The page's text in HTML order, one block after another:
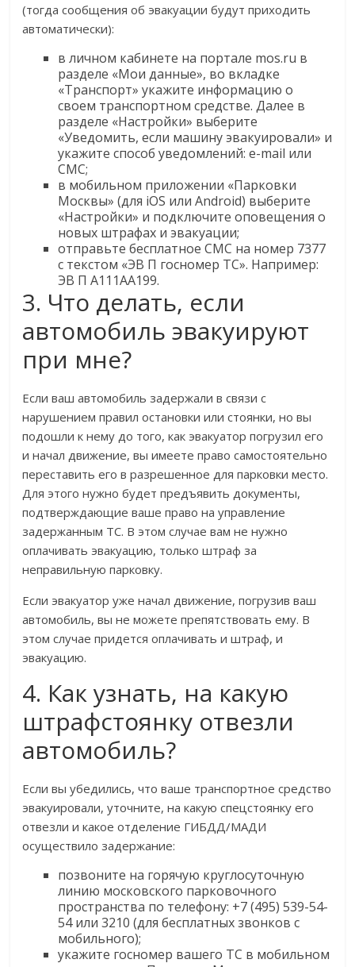
(тогда сообщения об эвакуации будут приходить
автоматически):
в личном кабинете на портале mos.ru в
разделе «Мои данные», во вкладке
«Транспорт» укажите информацию о
своем транспортном средстве. Далее в
разделе «Настройки» выберите
«Уведомить, если машину эвакуировали» и
укажите способ уведомлений: e-mail или
СМС;
в мобильном приложении «Парковки
Москвы» (для iOS или Android) выберите
«Настройки» и подключите оповещения о
новых штрафах и эвакуации;
отправьте бесплатное СМС на номер 7377
с текстом «ЭВ П госномер ТС». Например:
ЭВ П А111АА199.
3. Что делать, если
автомобиль эвакуируют
при мне?
Если ваш автомобиль задержали в связи с
нарушением правил остановки или стоянки, но вы
подошли к нему до того, как эвакуатор погрузил его
и начал движение, вы имеете право самостоятельно
переставить его в разрешенное для парковки место.
Для этого нужно будет предъявить документы,
подтверждающие ваше право на управление
задержанным ТС. В этом случае вам не нужно
оплачивать эвакуацию, только штраф за
неправильную парковку.
Если эвакуатор уже начал движение, погрузив ваш
автомобиль, вы не можете препятствовать ему. В
этом случае придется оплачивать и штраф, и
эвакуацию.
4. Как узнать, на какую
штрафстоянку отвезли
автомобиль?
Если вы убедились, что ваше транспортное средство
эвакуировали, уточните, на какую спецстоянку его
отвезли и какое отделение ГИБДД/МАДИ
осуществило задержание:
позвоните на горячую круглосуточную
линию московского парковочного
пространства по телефону: +7 (495) 539-54-
54 или 3210 (для бесплатных звонков с
мобильного);
укажите госномер вашего ТС в мобильном